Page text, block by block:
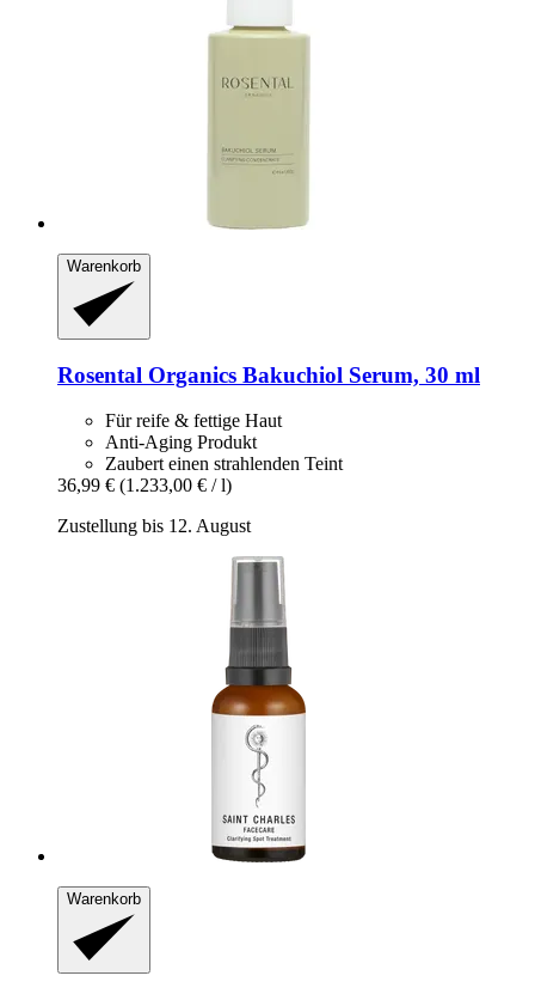
Warenkorb
Rosental Organics Bakuchiol Serum, 30 ml
Für reife & fettige Haut
Anti-Aging Produkt
Zaubert einen strahlenden Teint
36,99 € (1.233,00 € / l)
Zustellung bis 12. August
Warenkorb